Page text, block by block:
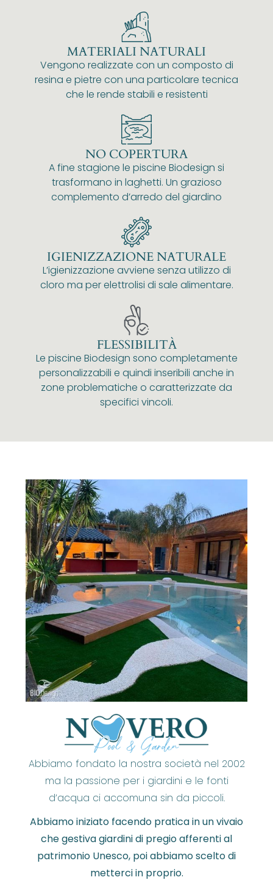
MATERIALI NATURALI
Vengono realizzate con un composto di
resina e pietre con una particolare tecnica
che le rende stabili e resistenti
NO COPERTURA
A fine stagione le piscine Biodesign si
trasformano in laghetti. Un grazioso
complemento d’arredo del giardino
IGIENIZZAZIONE NATURALE
L’igienizzazione avviene senza utilizzo di
cloro ma per elettrolisi di sale alimentare.
FLESSIBILITÀ
Le piscine Biodesign sono completamente
personalizzabili e quindi inseribili anche in
zone problematiche o caratterizzate da
specifici vincoli.
Abbiamo fondato la nostra società nel 2002
ma la passione per i giardini e le fonti
d’acqua ci accomuna sin da piccoli.
Abbiamo iniziato facendo pratica in un vivaio
che gestiva giardini di pregio afferenti al
patrimonio Unesco, poi abbiamo scelto di
metterci in proprio.